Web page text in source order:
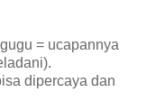
= ucapannya
dipercaya dan